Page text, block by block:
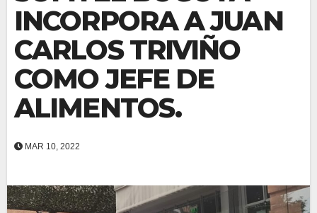
INCORPORA A JUAN
CARLOS TRIVIÑO
COMO JEFE DE
ALIMENTOS.
MAR 10, 2022